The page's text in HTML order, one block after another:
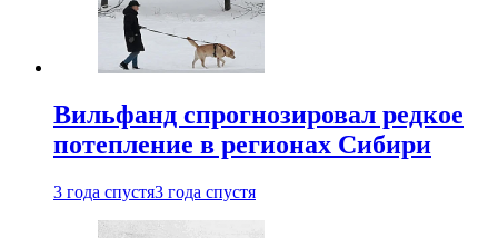
Вильфанд спрогнозировал редкое
потепление в регионах Сибири
3 года спустя3 года спустя